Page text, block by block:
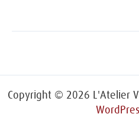
Copyright © 2026 L'Atelier